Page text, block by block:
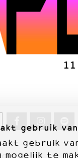
gebruik
gebruik
te